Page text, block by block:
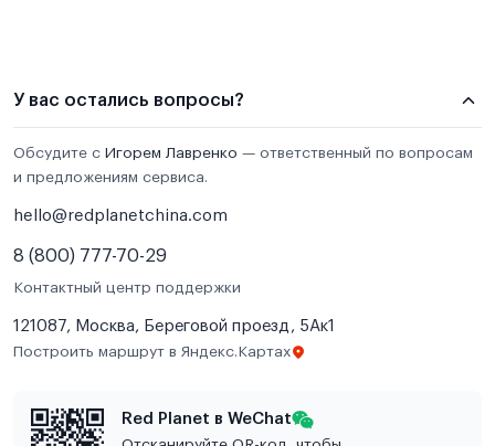
У вас остались вопросы?
Обсудите с Игорем Лавренко — ответственный по вопросам
и предложениям сервиса.
hello@redplanetchina.com
8 (800) 777-70-29
Контактный центр поддержки
121087, Москва, Береговой проезд, 5Ак1
Построить маршрут в Яндекс.Картах
Red Planet в WeChat